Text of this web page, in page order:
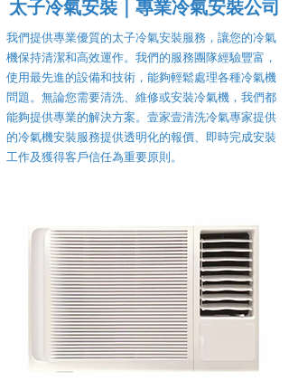
太子冷氣安裝｜專業冷氣安裝公司
我們提供專業優質的太子冷氣安裝服務，讓您的冷氣
機保持清潔和高效運作。我們的服務團隊經驗豐富，
使用最先進的設備和技術，能夠輕鬆處理各種冷氣機
問題。無論您需要清洗、維修或安裝冷氣機，我們都
能夠提供專業的解決方案。壹家壹清洗冷氣專家提供
的冷氣機安裝服務提供透明化的報價、即時完成安裝
工作及獲得客戶信任為重要原則。